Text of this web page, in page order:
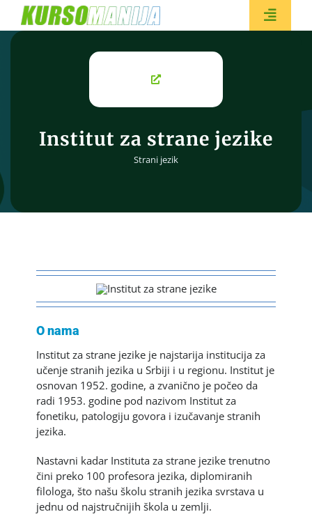
content
Toggle
Institut za strane jezike
Strani jezik
O nama
Institut za strane jezike je najstarija institucija za
učenje stranih jezika u Srbiji i u regionu. Institut je
osnovan 1952. godine, a zvanično je počeo da
radi 1953. godine pod nazivom Institut za
fonetiku, patologiju govora i izučavanje stranih
jezika.
Nastavni kadar Instituta za strane jezike trenutno
čini preko 100 profesora jezika, diplomiranih
filologa, što našu školu stranih jezika svrstava u
jednu od najstručnijih škola u zemlji.